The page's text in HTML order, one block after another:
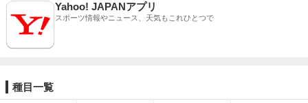
Yahoo! JAPANアプリ
スポーツ情報やニュース、天気もこれひとつで
種目一覧